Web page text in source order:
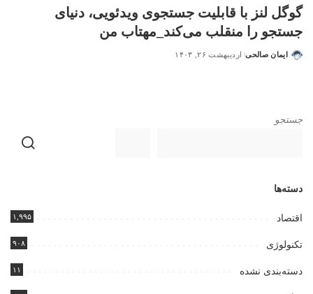
گوگل لنز با قابلیت جستجوی ویدئویی، دنیای
جستجو را منقلب می‌کند_مهتاب من
ایمان صالحی اردیبهشت ۲۶, ۱۴۰۳
جستجو
دسته‌ها
اقتصاد ۱,۹۹۵
تکنولوژی ۹۰۸
دسته‌بندی نشده ۱۱